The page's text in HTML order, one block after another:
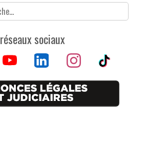
réseaux sociaux